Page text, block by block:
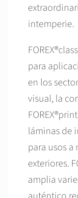
intemperie.
para
en los
visual, la
láminas de
para usos
exteriores.
amplia